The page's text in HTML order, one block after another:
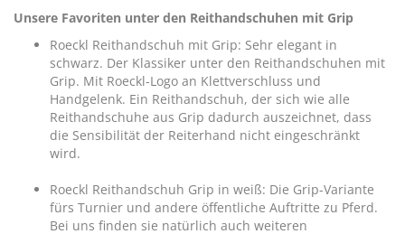
Unsere Favoriten unter den Reithandschuhen mit Grip
Roeckl Reithandschuh mit Grip: Sehr elegant in
schwarz. Der Klassiker unter den Reithandschuhen mit
Grip. Mit Roeckl-Logo an Klettverschluss und
Handgelenk. Ein Reithandschuh, der sich wie alle
Reithandschuhe aus Grip dadurch auszeichnet, dass
die Sensibilität der Reiterhand nicht eingeschränkt
wird.
Roeckl Reithandschuh Grip in weiß: Die Grip-Variante
fürs Turnier und andere öffentliche Auftritte zu Pferd.
Bei uns finden sie natürlich auch weiteren